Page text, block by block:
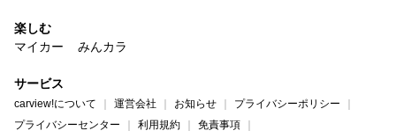
楽しむ
マイカー
みんカラ
サービス
carview!について 運営会社 お知らせ
プライバシーポリシー
プライバシーセンター
利用規約
免責事項